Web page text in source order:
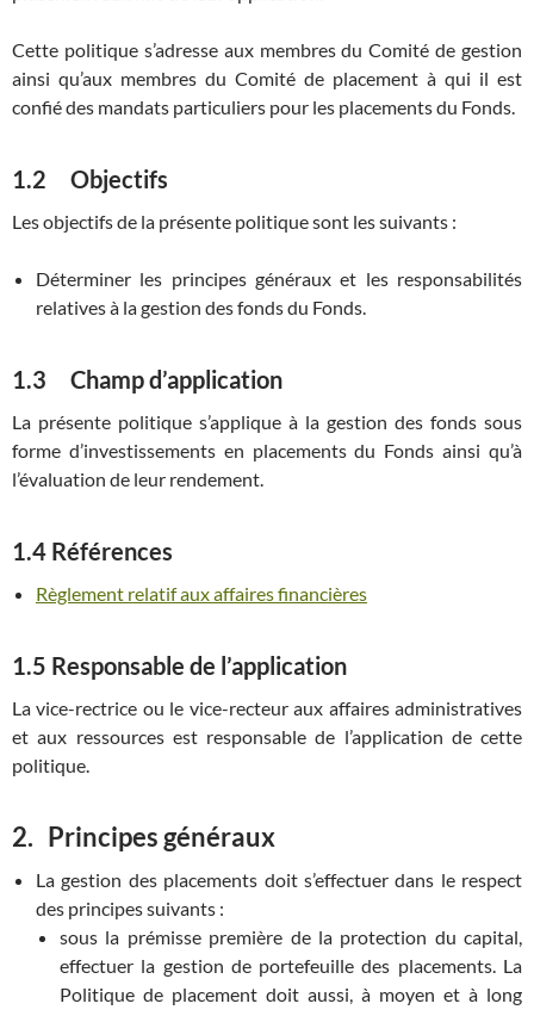
Cette politique s’adresse aux membres du Comité de gestion
ainsi qu’aux membres du Comité de placement à qui il est
confié des mandats particuliers pour les placements du Fonds.
1.2 Objectifs
Les objectifs de la présente politique sont les suivants :
Déterminer les principes généraux et les responsabilités
relatives à la gestion des fonds du Fonds.
1.3 Champ d’application
La présente politique s’applique à la gestion des fonds sous
forme d’investissements en placements du Fonds ainsi qu’à
l’évaluation de leur rendement.
1.4 Références
Règlement relatif aux affaires financières
1.5 Responsable de l’application
La vice-rectrice ou le vice-recteur aux affaires administratives
et aux ressources est responsable de l’application de cette
politique.
2. Principes généraux
La gestion des placements doit s’effectuer dans le respect
des principes suivants :
sous la prémisse première de la protection du capital,
effectuer la gestion de portefeuille des placements. La
Politique de placement doit aussi, à moyen et à long